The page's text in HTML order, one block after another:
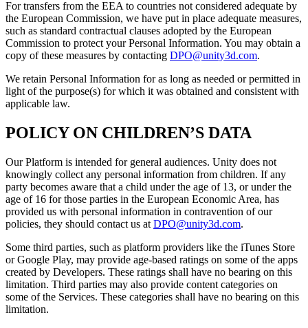
For transfers from the EEA to countries not considered adequate by
the European Commission, we have put in place adequate measures,
such as standard contractual clauses adopted by the European
Commission to protect your Personal Information. You may obtain a
copy of these measures by contacting DPO@unity3d.com.
We retain Personal Information for as long as needed or permitted in
light of the purpose(s) for which it was obtained and consistent with
applicable law.
POLICY ON CHILDREN’S DATA
Our Platform is intended for general audiences. Unity does not
knowingly collect any personal information from children. If any
party becomes aware that a child under the age of 13, or under the
age of 16 for those parties in the European Economic Area, has
provided us with personal information in contravention of our
policies, they should contact us at DPO@unity3d.com.
Some third parties, such as platform providers like the iTunes Store
or Google Play, may provide age-based ratings on some of the apps
created by Developers. These ratings shall have no bearing on this
limitation. Third parties may also provide content categories on
some of the Services. These categories shall have no bearing on this
limitation.